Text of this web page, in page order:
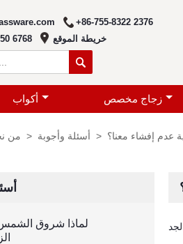
+86-755-8322 2376
6768
خريطة الموقع

أكواب زجاج مخصص
من > أسئلة وأجوبة > عدم إفشاء معنا؟
لماذا شروق الشمس